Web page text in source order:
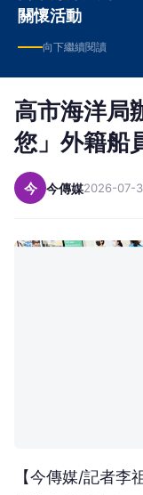
向下繼續閱讀
高市海洋局
您」外籍船
今 2026-07-
為落實外籍漁船